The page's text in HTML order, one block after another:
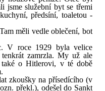
jsme služební byt se třemi
předsíní, toaletou -
měli vedle oblečení, bot
V roce 1929 byla velice
zamrzla. My už ale
o Hitlerovi, v té době
zkoušky na přísedícího (v
překl.), odešel do Sankt